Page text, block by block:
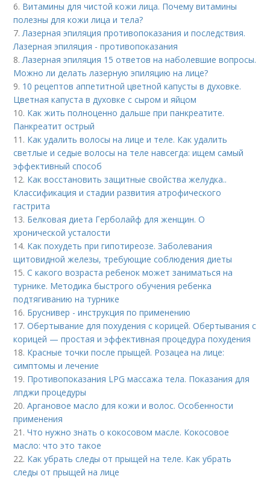
6. Витамины для чистой кожи лица. Почему витамины
полезны для кожи лица и тела?
7.Лазерная эпиляция противопоказания и последствия.
Лазерная эпиляция - противопоказания
8.Лазерная эпиляция 15 ответов на наболевшие вопросы.
Можно ли делать лазерную эпиляцию на лице?
9. 10 рецептов аппетитной цветной капусты в духовке.
Цветная капуста в духовке с сыром и яйцом
10. Как жить полноценно дальше при панкреатите.
Панкреатит острый
11. Как удалить волосы на лице и теле. Как удалить
светлые и седые волосы на теле навсегда: ищем самый
эффективный способ
12. Как восстановить защитные свойства желудка..
Классификация и стадии развития атрофического
гастрита
13. Белковая диета Герболайф для женщин. О
хронической усталости
14. Как похудеть при гипотиреозе. Заболевания
щитовидной железы, требующие соблюдения диеты
15.С какого возраста ребенок может заниматься на
турнике. Методика быстрого обучения ребенка
подтягиванию на турнике
16. Бруснивер - инструкция по применению
17.Обертывание для похудения с корицей. Обертывания с
корицей — простая и эффективная процедура похудения
18. Красные точки после прыщей. Розацеа на лице:
симптомы и лечение
19. Противопоказания LPG массажа тела. Показания для
лпджи процедуры
20.Аргановое масло для кожи и волос. Особенности
применения
21.Что нужно знать о кокосовом масле. Кокосовое
масло: что это такое
22. Как убрать следы от прыщей на теле. Как убрать
следы от прыщей на лице